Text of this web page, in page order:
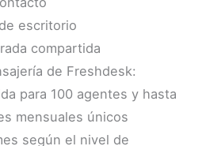
escritorio
compartida
de Freshdesk:
para 100 agentes y hasta
mensuales únicos
según el nivel de